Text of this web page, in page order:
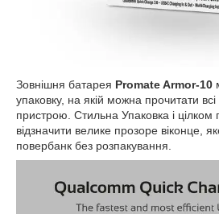
Зовнішня батарея Promate Armor-10
упаковку, на якій можна прочитати
пристрою. Стильна Упаковка і
відзначити велике прозоре віконце,
повербанк без розпакування.